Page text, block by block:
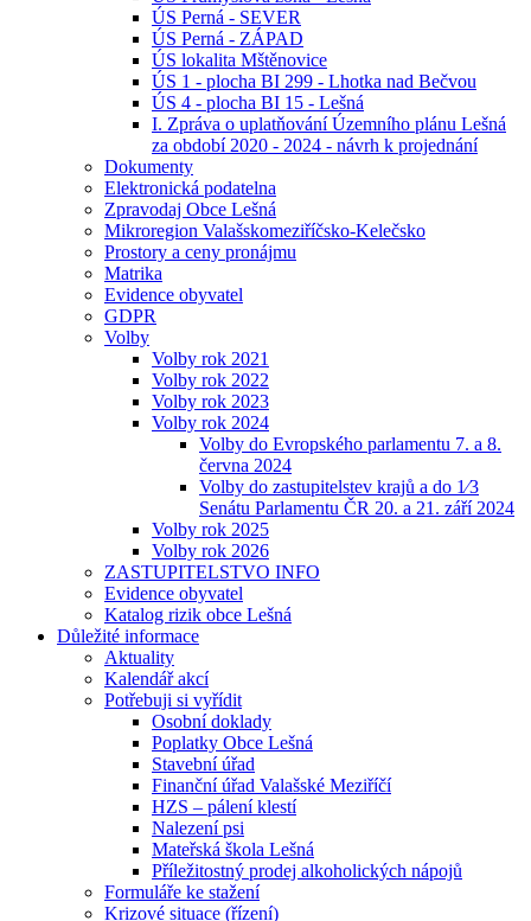
ÚS Perná - SEVER
ÚS Perná - ZÁPAD
ÚS lokalita Mštěnovice
ÚS 1 - plocha BI 299 - Lhotka nad Bečvou
ÚS 4 - plocha BI 15 - Lešná
I. Zpráva o uplatňování Územního plánu Lešná
za období 2020 - 2024 - návrh k projednání
Dokumenty
Elektronická podatelna
Zpravodaj Obce Lešná
Mikroregion Valašskomeziříčsko-Kelečsko
Prostory a ceny pronájmu
Matrika
Evidence obyvatel
GDPR
Volby
Volby rok 2021
Volby rok 2022
Volby rok 2023
Volby rok 2024
Volby do Evropského parlamentu 7. a 8.
června 2024
Volby do zastupitelstev krajů a do 1⁄3
Senátu Parlamentu ČR 20. a 21. září 2024
Volby rok 2025
Volby rok 2026
ZASTUPITELSTVO INFO
Evidence obyvatel
Katalog rizik obce Lešná
Důležité informace
Aktuality
Kalendář akcí
Potřebuji si vyřídit
Osobní doklady
Poplatky Obce Lešná
Stavební úřad
Finanční úřad Valašské Meziříčí
HZS – pálení klestí
Nalezení psi
Mateřská škola Lešná
Příležitostný prodej alkoholických nápojů
Formuláře ke stažení
Krizové situace (řízení)